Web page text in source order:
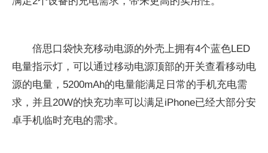
倍思口袋快充移动电源的外壳上拥有4个蓝色LED
电量指示灯，可以通过移动电源顶部的开关查看移动电
源的电量，5200mAh的电量能满足日常的手机充电需
求，并且20W的快充功率可以满足iPhone已经大部分安
卓手机临时充电的需求。